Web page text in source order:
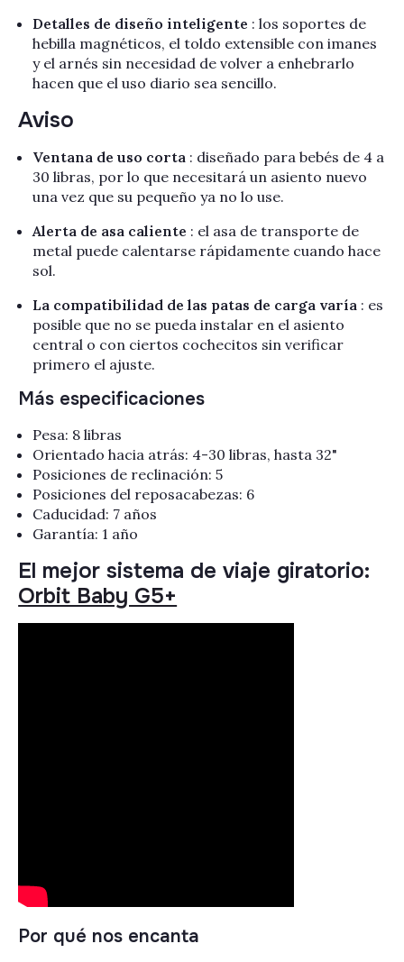
Detalles de diseño inteligente : los soportes de
hebilla magnéticos, el toldo extensible con imanes
y el arnés sin necesidad de volver a enhebrarlo
hacen que el uso diario sea sencillo.
Aviso
Ventana de uso corta : diseñado para bebés de 4 a
30 libras, por lo que necesitará un asiento nuevo
una vez que su pequeño ya no lo use.
Alerta de asa caliente : el asa de transporte de
metal puede calentarse rápidamente cuando hace
sol.
La compatibilidad de las patas de carga varía : es
posible que no se pueda instalar en el asiento
central o con ciertos cochecitos sin verificar
primero el ajuste.
Más especificaciones
Pesa: 8 libras
Orientado hacia atrás: 4-30 libras, hasta 32"
Posiciones de reclinación: 5
Posiciones del reposacabezas: 6
Caducidad: 7 años
Garantía: 1 año
El mejor sistema de viaje giratorio:
Orbit Baby G5+
Por qué nos encanta